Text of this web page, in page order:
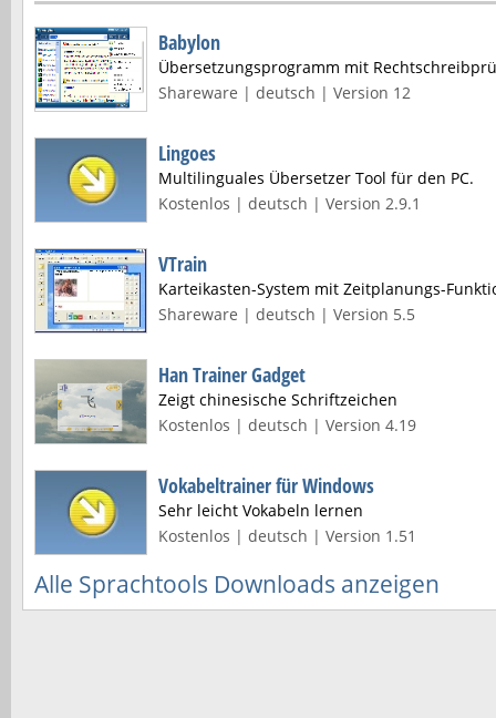
Babylon
Übersetzungsprogramm mit
Shareware | deutsch | Version 12
Lingoes
Multilinguales Übersetzer Tool für den PC.
Kostenlos | deutsch | Version 2.9.1
VTrain
Karteikasten-System mit Zeitplanungs-
Shareware | deutsch | Version 5.5
Han Trainer Gadget
Zeigt chinesische Schriftzeichen
Kostenlos | deutsch | Version 4.19
Vokabeltrainer für Windows
Sehr leicht Vokabeln lernen
Kostenlos | deutsch | Version 1.51
Alle Sprachtools Downloads anzeigen